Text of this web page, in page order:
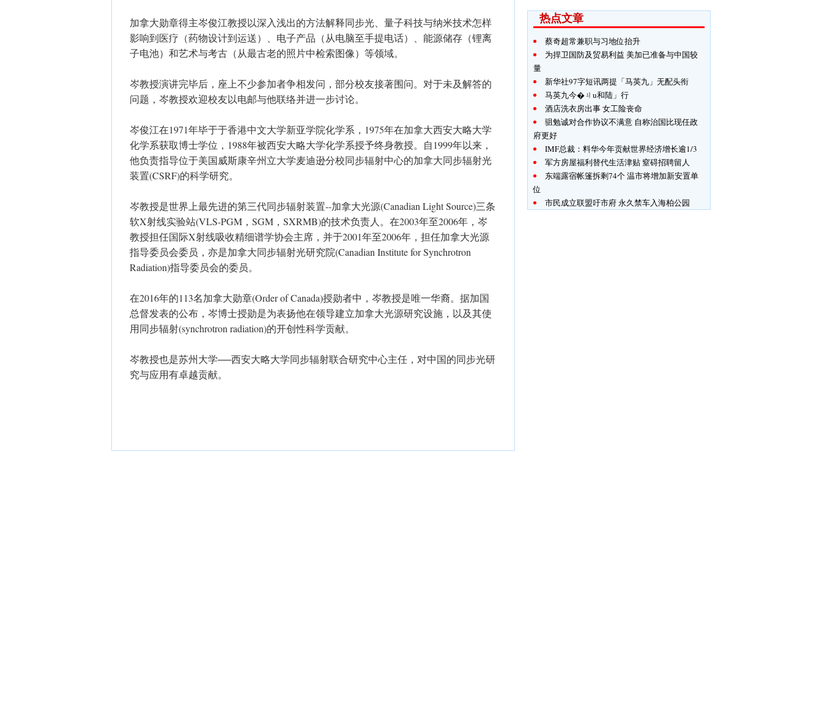
加拿大勋章得主岑俊江教授以深入浅出的方法解释同步光、量子科技与纳米技术怎样
影响到医疗（药物设计到运送）、电子产品（从电脑至手提电话）、能源储存（锂离
子电池）和艺术与考古（从最古老的照片中检索图像）等领域。
岑教授演讲完毕后，座上不少参加者争相发问，部分校友接著围问。对于未及解答的
问题，岑教授欢迎校友以电邮与他联络并进一步讨论。
岑俊江在1971年毕于于香港中文大学新亚学院化学系，1975年在加拿大西安大略大学
化学系获取博士学位，1988年被西安大略大学化学系授予终身教授。自1999年以来，
他负责指导位于美国威斯康辛州立大学麦迪逊分校同步辐射中心的加拿大同步辐射光
装置(CSRF)的科学研究。
岑教授是世界上最先进的第三代同步辐射装置--加拿大光源(Canadian Light Source)三条
软X射线实验站(VLS-PGM，SGM，SXRMB)的技术负责人。在2003年至2006年，岑
教授担任国际X射线吸收精细谱学协会主席，并于2001年至2006年，担任加拿大光源
指导委员会委员，亦是加拿大同步辐射光研究院(Canadian Institute for Synchrotron
Radiation)指导委员会的委员。
在2016年的113名加拿大勋章(Order of Canada)授勋者中，岑教授是唯一华裔。据加国
总督发表的公布，岑博士授勋是为表扬他在领导建立加拿大光源研究设施，以及其使
用同步辐射(synchrotron radiation)的开创性科学贡献。
岑教授也是苏州大学──西安大略大学同步辐射联合研究中心主任，对中国的同步光研
究与应用有卓越贡献。
热点文章
蔡奇超常兼职与习地位抬升
为捍卫国防及贸易利益 美加已准备与中国较
量
新华社97字短讯两提「马英九」无配头衔
马英九今�ㄐu和陆」行
酒店洗衣房出事 女工险丧命
驵勉诚对合作协议不满意 自称治国比现任政
府更好
IMF总裁：料华今年贡献世界经济增长逾1/3
军方房屋福利替代生活津贴 窒碍招聘留人
东端露宿帐篷拆剩74个 温市将增加新安置单
位
市民成立联盟吁市府 永久禁车入海柏公园